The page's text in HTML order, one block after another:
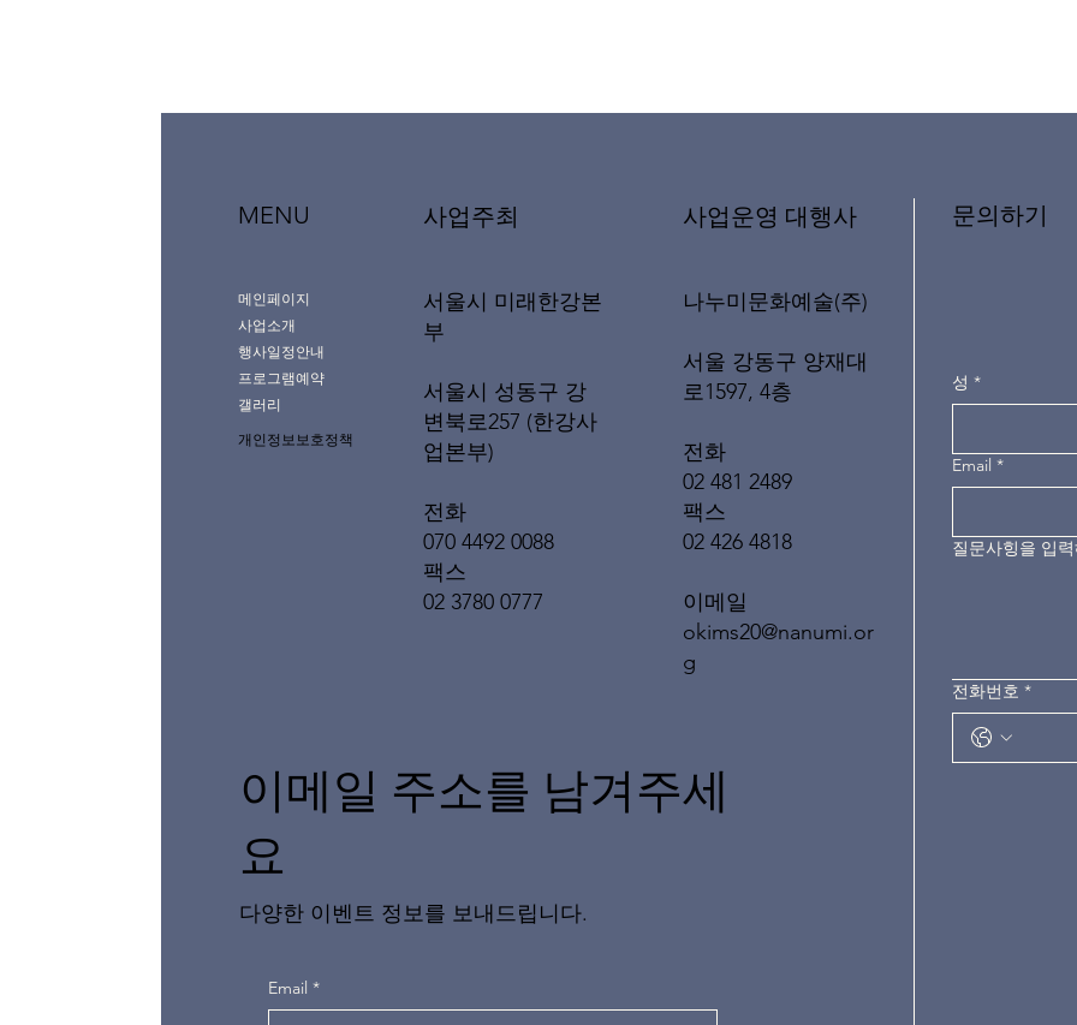
MENU
메인페이지
사업소개
행사일정안내
프로그램예약
갤러리
개인정보보호정책
사업주최
서울시 미래한강본
부
서울시 성동구 강
변북로257 (한강사
업본부)
전화
070 4492 0088
팩스
02 3780 0777
​사업운영 대행사
나누미문화예술(주)
서울 강동구 양재대
로1597, 4층
전화
02 481 2489
팩스
02 426 4818
이메일
okims20@nanumi.or
g
이메일 주소를 남겨주세
요
다양한 이벤트 정보를 보내드립니다.
Email *
문의하기
성 *
Email *
질문사힝을 입
전화번호 *